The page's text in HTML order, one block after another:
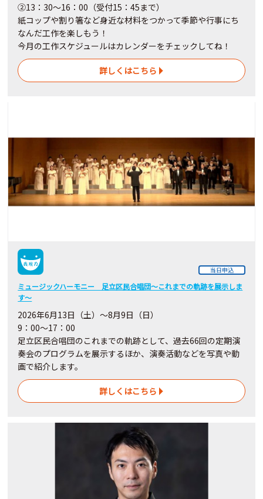
②13：30～16：00（受付15：45まで）
紙コップや割り箸など身近な材料をつかって季節や行事にち
なんだ工作を楽しもう！
今月の工作スケジュールはカレンダーをチェックしてね！
詳しくはこちら
当日申込
ミュージックハーモニー 足立区民合唱団～これまでの軌跡を展示しま
す～
2026年6月13日（土）～8月9日（日）
9：00～17：00
足立区民合唱団のこれまでの軌跡として、過去66回の定期演
奏会のプログラムを展示するほか、演奏活動などを写真や動
画で紹介します。
詳しくはこちら